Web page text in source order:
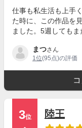
仕事も私生活も上手
た時に、この作品を
ました。5週しても
まつさん
1位(95点)の評価
3位
陸王